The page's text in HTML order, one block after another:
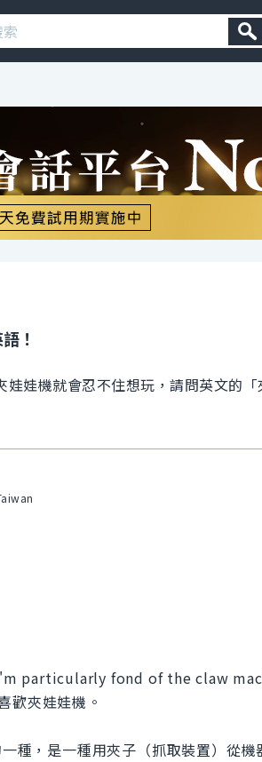
！
娃機就會忍不住想玩，請問英文的
particularly fond of the claw
歡夾娃娃機。
種，是一種用夾子（抓取裝置）從機